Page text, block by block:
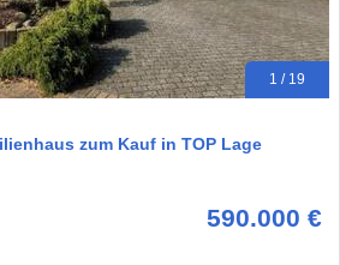
1 / 19
zum Kauf in TOP Lage
590.000 €